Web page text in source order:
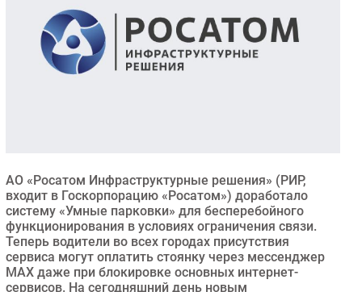
Кадры
Регулирование
Финансы
Здоровье
РАЗДЕЛЫ
Новости
АО «Росатом Инфраструктурные решения» (РИР,
входит в Госкорпорацию «Росатом») доработало
систему «Умные парковки» для бесперебойного
функционирования в условиях ограничения связи.
Теперь водители во всех городах присутствия
сервиса могут оплатить стоянку через мессенджер
МАX даже при блокировке основных интернет-
сервисов. На сегодняшний день новым